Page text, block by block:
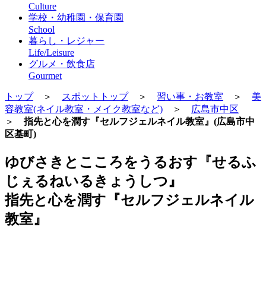
Culture
学校・幼稚園・保育園
School
暮らし・レジャー
Life/Leisure
グルメ・飲食店
Gourmet
トップ＞ スポットトップ＞ 習い事・お教室 ＞ 美
容教室(ネイル教室・メイク教室など) ＞
広島市中区
＞指先と心を潤す『セルフジェルネイル教室』(広島市中
区基町)
ゆびさきとこころをうるおす『せるふ
じぇるねいるきょうしつ』
指先と心を潤す『セルフジェルネイル
教室』